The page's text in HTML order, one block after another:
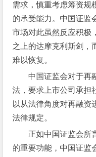
需求，慎重考虑筹资规
的承受能力。中国证监
市场对此虽然反应积极
之上的达摩克利斯剑，
难以恢复。
中国证监会对于再
法，要求上市公司承担
以从法律角度对再融资
法律规定。
正如中国证监会所
的重要功能，中国证监